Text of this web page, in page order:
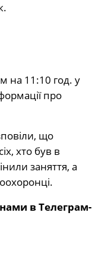
на 11:10 год. у
про
що
хто був в
заняття, а
в Телеграм-